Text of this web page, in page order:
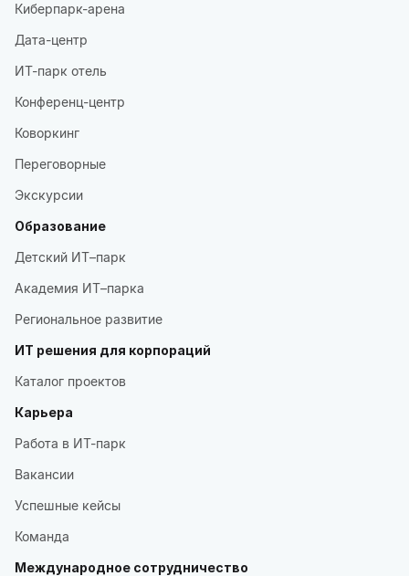
Киберпарк-арена
Дата-центр
ИТ-парк отель
Конференц-центр
Коворкинг
Переговорные
Экскурсии
Образование
Детский ИТ–парк
Академия ИТ–парка
Региональное развитие
ИТ решения для корпораций
Каталог проектов
Карьера
Работа в ИТ-парк
Вакансии
Успешные кейсы
Команда
Международное сотрудничество